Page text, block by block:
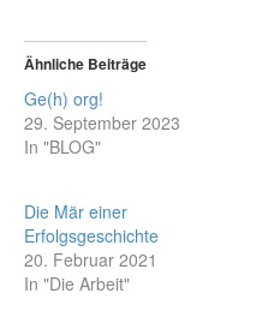
Ähnliche Beiträge
Ge(h) org!
29. September 2023
In "BLOG"
Die Mär einer
Erfolgsgeschichte
20. Februar 2021
In "Die Arbeit"